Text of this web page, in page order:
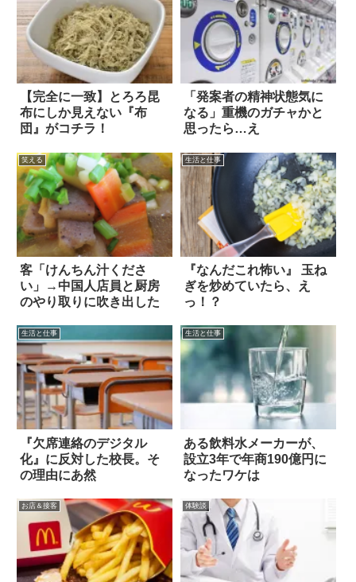
【完全に一致】とろろ昆
布にしか見えない『布
団』がコチラ！
「発案者の精神状態気に
なる」重機のガチャかと
思ったら…え
笑える
客「けんちん汁くださ
い」→中国人店員と厨房
のやり取りに吹き出した
生活と仕事
『なんだこれ怖い』 玉ね
ぎを炒めていたら、え
っ！？
生活と仕事
『欠席連絡のデジタル
化』に反対した校長。そ
の理由にあ然
生活と仕事
ある飲料水メーカーが、
設立3年で年商190億円に
なったワケは
お店＆接客 体験談